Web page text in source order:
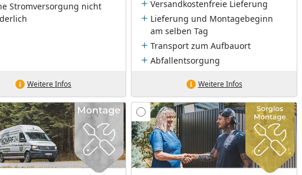
Stromversorgung nicht
Weitere Infos
Versandkostenfreie Lieferung
Lieferung und Montagebeginn
am selben Tag
Transport zum Aufbauort
Abfallentsorgung
Weitere Infos